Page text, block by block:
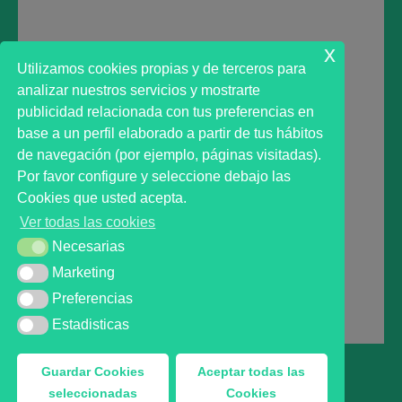
comentario.
Primer analista bursátil automatizado profesional
que ayuda a la decisión | First automated stock
markets analyst software as a desission support
system.
MARKT ADVISOR ® 2016 :: Análisis Bursátil Automaizado
de Activos Cotizados en Mercados Organizados.
Utilizamos cookies propias y de terceros para
analizar nuestros servicios y mostrarte
publicidad relacionada con tus preferencias en
base a un perfil elaborado a partir de tus hábitos
de navegación (por ejemplo, páginas visitadas).
Por favor configure y seleccione debajo las
Cookies que usted acepta.
Ver todas las cookies
NecesariasNecesarias
MarketingMarketing
Preferencias
Preferencias
Estadisticas
Estadisticas
Guardar Cookies
seleccionadas
Aceptar todas las
Cookies
x